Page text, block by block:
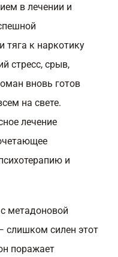
в лечении и
тяга к наркотику
стресс, срыв,
вновь готов
на свете.
лечение
и
метадоновой
слишком силен этот
поражает